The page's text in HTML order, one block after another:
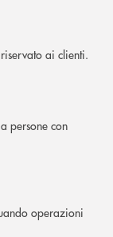
ai clienti.
persone con
operazioni